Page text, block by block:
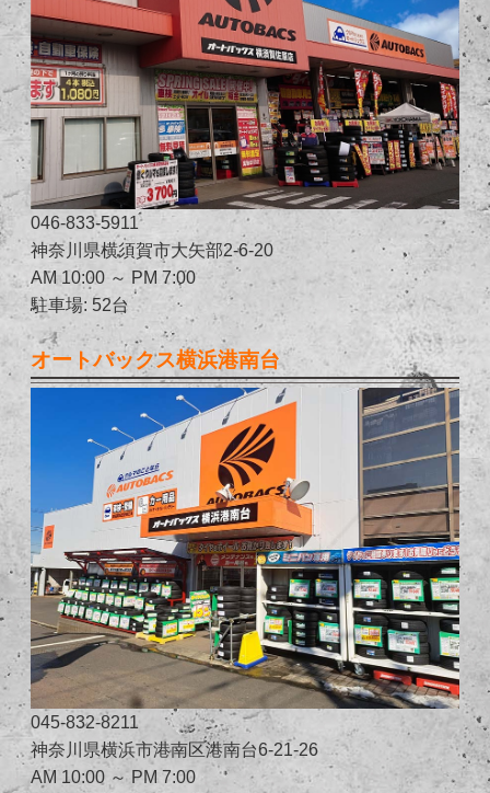
046-833-5911
神奈川県横須賀市大矢部2-6-20
AM 10:00 ～ PM 7:00
駐車場: 52台
オートバックス横浜港南台
045-832-8211
神奈川県横浜市港南区港南台6-21-26
AM 10:00 ～ PM 7:00